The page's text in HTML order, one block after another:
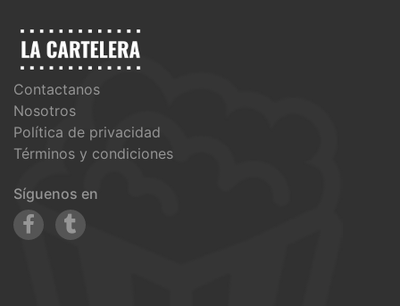
Contactanos
Nosotros
Política de privacidad
Términos y condiciones
Síguenos en